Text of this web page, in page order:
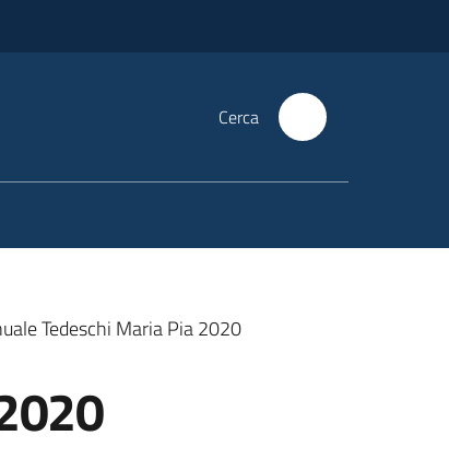
Cerca
Tedeschi Maria Pia 2020